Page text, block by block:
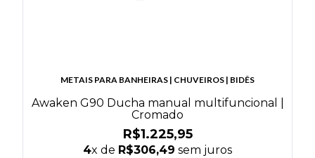
METAIS PARA BANHEIRAS | CHUVEIROS | BIDÊS
Awaken G90 Ducha manual multifuncional |
Cromado
R$1.225,95
4x de R$306,49 sem juros